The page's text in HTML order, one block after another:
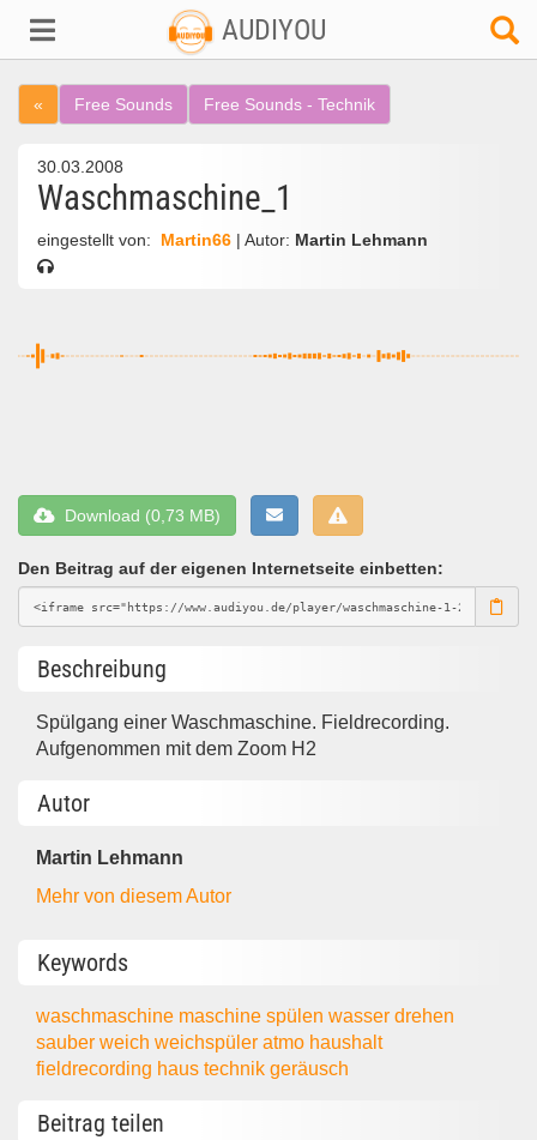
AUDIYOU
« Free Sounds Free Sounds - Technik
30.03.2008
Waschmaschine_1
eingestellt von: Martin66 | Autor: Martin Lehmann
Download (0,73 MB)
Den Beitrag auf der eigenen Internetseite einbetten:
Beschreibung
Spülgang einer Waschmaschine. Fieldrecording.
Aufgenommen mit dem Zoom H2
Autor
Martin Lehmann
Mehr von diesem Autor
Keywords
waschmaschine maschinespülenwasserdrehen
sauberweichweichspüleratmo haushalt
fieldrecording haustechnikgeräusch
Beitrag teilen